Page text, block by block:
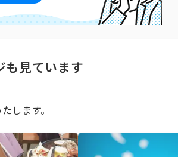
も見ています
します。